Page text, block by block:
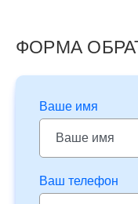
ФОРМА
Ваше имя
Ваш телефон